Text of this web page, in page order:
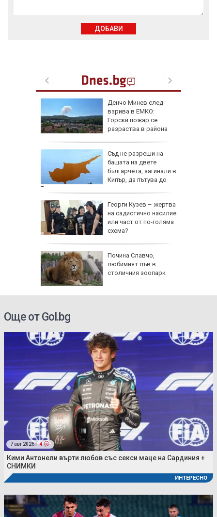
Денчо Минев след
взрива в ЕМКО:
Горски пожар се
разраства в района
Съд не разреши на
бащата на двете
българчета, загинали в
Кипър, да пътува до
България
Георги Кузев – жертва
на садистично насилие
или част от по-голяма
схема?
Почина Славчо,
любимият лъв в
столичния зоопарк
ДОБАВИ
Още от Gol.bg
7 авг 2026 | 4
Кими Антонели върти любов със секси маце на Сардиния +
СНИМКИ
ИНТЕРЕСНО